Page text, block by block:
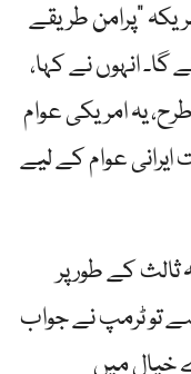
"پرامن طریقے
انہوں نے کہا،
یہ امریکی عوام
عوام کے لیے
کے طور پر
ہے تو ٹرمپ نے جواب
خیال میں